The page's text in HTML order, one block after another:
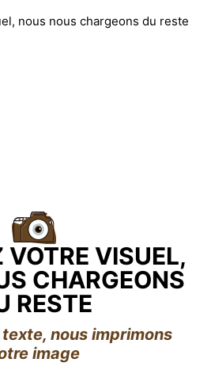
VOTRE VISUEL,
CHARGEONS
RESTE
nous imprimons
image